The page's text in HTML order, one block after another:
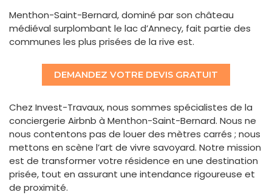
Menthon-Saint-Bernard, dominé par son château
médiéval surplombant le lac d’Annecy, fait partie des
communes les plus prisées de la rive est.
DEMANDEZ VOTRE DEVIS GRATUIT
Chez Invest-Travaux, nous sommes spécialistes de la
conciergerie Airbnb à Menthon-Saint-Bernard. Nous ne
nous contentons pas de louer des mètres carrés ; nous
mettons en scène l’art de vivre savoyard. Notre mission
est de transformer votre résidence en une destination
prisée, tout en assurant une intendance rigoureuse et
de proximité.